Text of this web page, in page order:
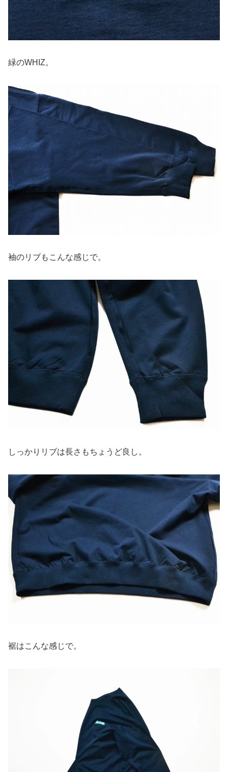
緑のWHIZ。
袖のリブもこんな感じで。
しっかりリブは長さもちょうど良し。
裾はこんな感じで。